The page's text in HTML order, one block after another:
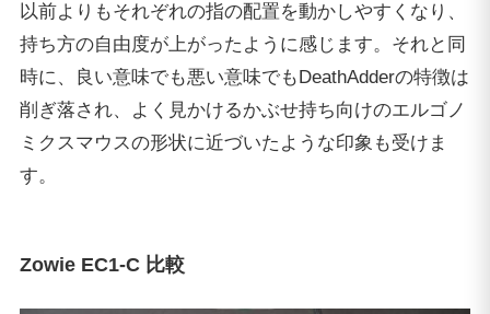
以前よりもそれぞれの指の配置を動かしやすくなり、
持ち方の自由度が上がったように感じます。それと同
時に、良い意味でも悪い意味でもDeathAdderの特徴は
削ぎ落され、よく見かけるかぶせ持ち向けのエルゴノ
ミクスマウスの形状に近づいたような印象も受けま
す。
Zowie EC1-C 比較